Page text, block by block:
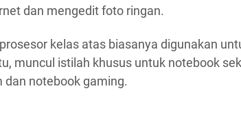
dan mengedit foto ringan.
kelas atas biasanya digunakan
muncul istilah khusus untuk notebook
dan notebook gaming.